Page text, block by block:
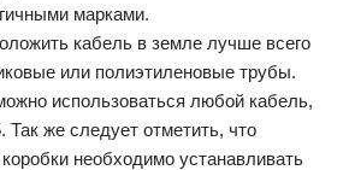
марками.
кабель в земле лучше всего
или полиэтиленовые трубы.
использоваться любой кабель,
Так же следует отметить, что
необходимо устанавливать